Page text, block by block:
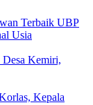
Terbaik UBP
Usia
Kemiri,
Kepala